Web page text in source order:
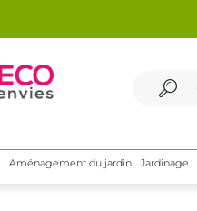
Aménagement du jardin Jardinage